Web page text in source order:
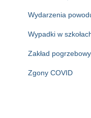
Wydarzenia
Wypadki w
Zakład pogrzebowy
Zgony COVID